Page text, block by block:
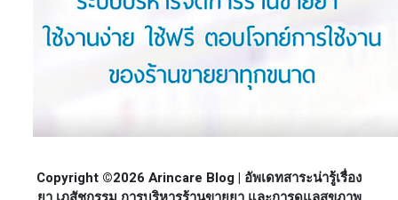
Copyright ©2026 Arincare Blog | อัพเดทสาระน่ารู้เรื่อง